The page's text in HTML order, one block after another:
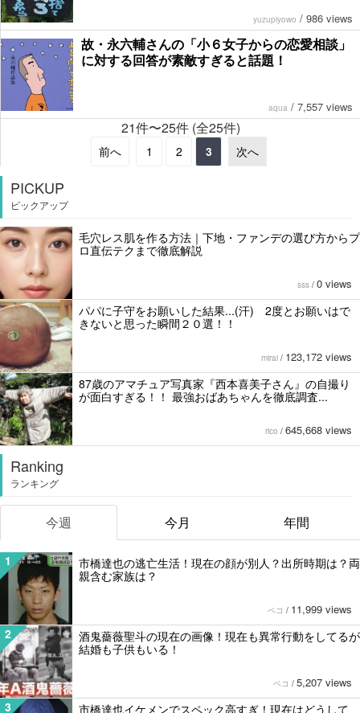
yuzupiyowo / 986 views
故・永六輔さんの「小６女子からの恋愛相談」
に対する回答が素敵すぎると話題！
aqua / 7,557 views
21件〜25件 (全25件)
前へ 1 2 3 次へ
PICKUP
ピックアップ
毛穴レス肌を作る方法｜下地・ファンデの選び方からプ
ロ直伝テクまで徹底解説
sss / 0 views
パパに子守をお願いした結果...(汗) 2度とお願いはで
きないと思った瞬間２０選！！
mirai / 123,172 views
87歳のアマチュア写真家『西本喜美子さん』の自撮り
が面白すぎる！！ 最強おばあちゃんを徹底調査...
rico / 645,668 views
Ranking
ランキング
今週 今月 年間
1
市橋達也の逃亡生活！現在の顔が別人？出所時期は？両
親含む家族は？
ペコ / 11,999 views
2
酒鬼薔薇聖斗の現在の画像！現在も異常行動をしてるが
結婚も子供もいる！
ペコ / 5,207 views
3 市橋達也イケメンでスペック高すぎ！現在はどうして